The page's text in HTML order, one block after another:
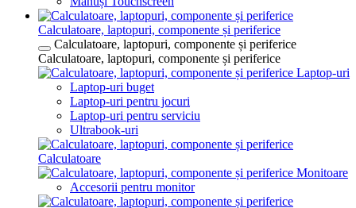
Calculatoare, laptopuri, componente și periferice
Calculatoare, laptopuri, componente și periferice
Calculatoare, laptopuri, componente și periferice
Laptop-uri
Laptop-uri buget
Laptop-uri pentru jocuri
Laptop-uri pentru serviciu
Ultrabook-uri
Calculatoare
Monitoare
Accesorii pentru monitor